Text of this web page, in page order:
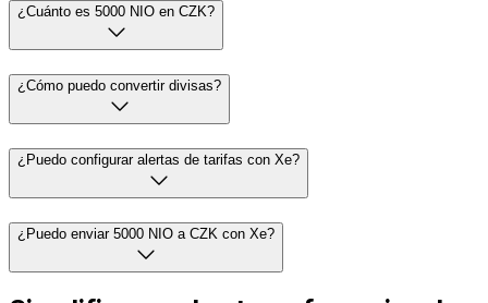
¿Cuánto es 5000 NIO en CZK?
¿Cómo puedo convertir divisas?
¿Puedo configurar alertas de tarifas con Xe?
¿Puedo enviar 5000 NIO a CZK con Xe?